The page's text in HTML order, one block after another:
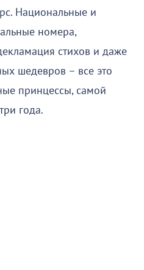
Национальные и
номера,
стихов и даже
шедевров – все это
принцессы, самой
года.